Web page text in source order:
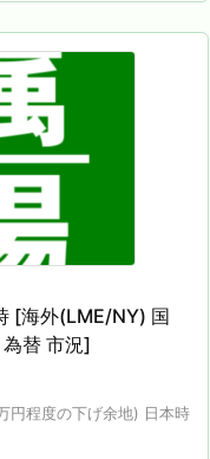
[海外(LME/NY) 国
替 市況]
円程度の下げ余地) 日本時